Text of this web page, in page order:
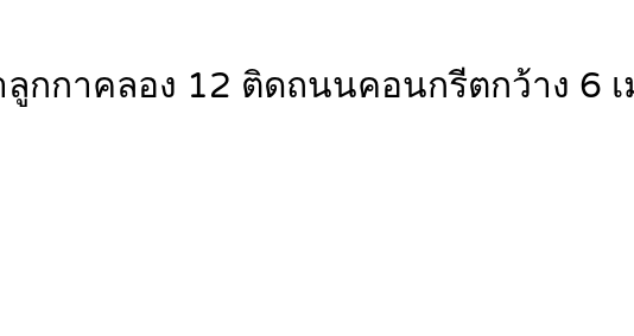
ลูกกาคลอง 12 ติดถนนคอนกรีตกว้าง 6